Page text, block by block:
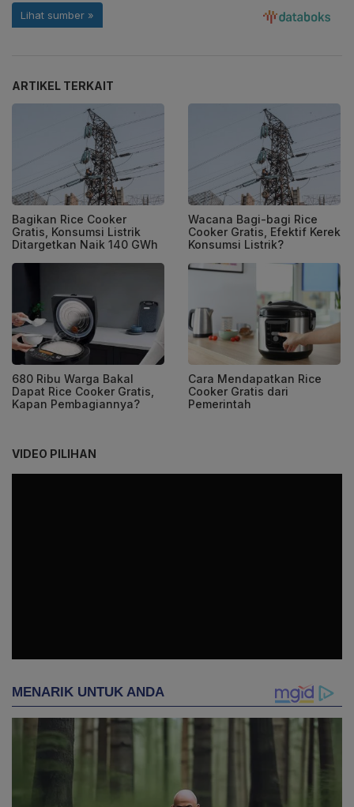
ARTIKEL TERKAIT
Bagikan Rice Cooker
Gratis, Konsumsi Listrik
Ditargetkan Naik 140 GWh
Wacana Bagi-bagi Rice
Cooker Gratis, Efektif Kerek
Konsumsi Listrik?
680 Ribu Warga Bakal
Dapat Rice Cooker Gratis,
Kapan Pembagiannya?
Cara Mendapatkan Rice
Cooker Gratis dari
Pemerintah
VIDEO PILIHAN